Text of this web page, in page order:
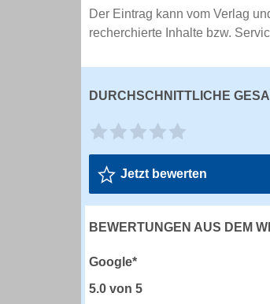
Der Eintrag kann vom Verlag
recherchierte Inhalte bzw.
DURCHSCHNITTLICHE
Jetzt bewerten
BEWERTUNGEN AUS DEM
Google*
5.0 von 5